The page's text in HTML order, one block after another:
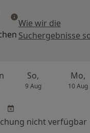
Wie wir die
Suchergebnisse
So,
9 Aug
Mo,
10 Aug
nicht verfügbar